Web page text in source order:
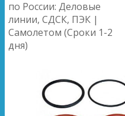
по России: Деловые
линии, СДСК, ПЭК |
Самолетом (Сроки 1-2
дня)